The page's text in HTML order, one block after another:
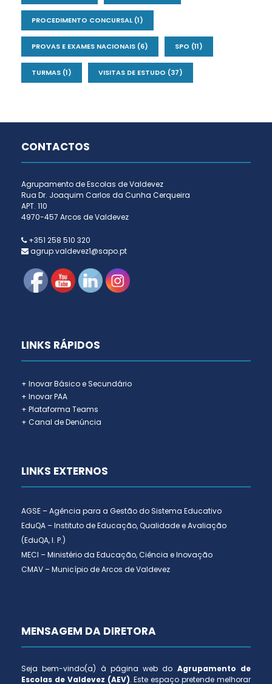
PROCEDIMENTO CONCURSAL(1)
PROVAS E EXAMES NACIONAIS (6) SPO (11)
TURMAS (1) VISITAS DE ESTUDO (37)
CONTACTOS
Agrupamento de Escolas de Valdevez
Rua Dr. Joaquim Carlos da Cunha Cerqueira
APT. 110
4970-457 Arcos de Valdevez
+351 258 510 320
agrup.valdevez1@sapo.pt
LINKS RÁPIDOS
+ Inovar Básico e Secundário
+ Inovar PAA
+ Plataforma Teams
+ Canal de Denúncia
LINKS EXTERNOS
AGSE – Agência para a Gestão do Sistema Educativo
EduQA – Instituto de Educação, Qualidade e Avaliação
(EduQA, I. P.)
MECI – Ministério da Educação, Ciência e Inovação
CMAV – Município de Arcos de Valdevez
MENSAGEM DA DIRETORA
Seja bem-vindo(a) à página web do Agrupamento de
Escolas de Valdevez (AEV). Este espaço pretende melhorar